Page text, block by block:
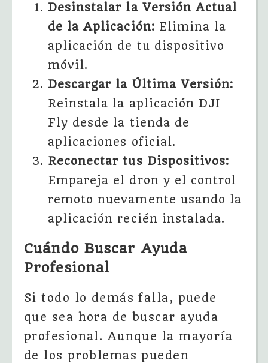
Desinstalar la Versión Actual
de la Aplicación: Elimina la
aplicación de tu dispositivo
móvil.
Descargar la Última Versión:
Reinstala la aplicación DJI
Fly desde la tienda de
aplicaciones oficial.
Reconectar tus Dispositivos:
Empareja el dron y el control
remoto nuevamente usando la
aplicación recién instalada.
Cuándo Buscar Ayuda
Profesional
Si todo lo demás falla, puede
que sea hora de buscar ayuda
profesional. Aunque la mayoría
de los problemas pueden